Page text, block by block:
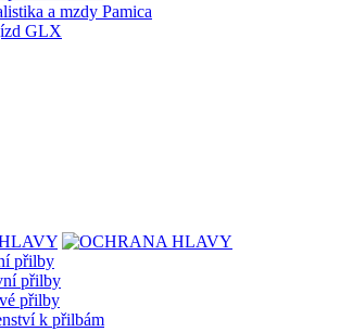
a mzdy Pamica
GLX
přilby
přilby
přilby
k přilbám